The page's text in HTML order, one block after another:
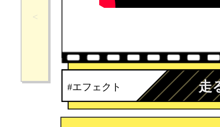
#エフェクト 走